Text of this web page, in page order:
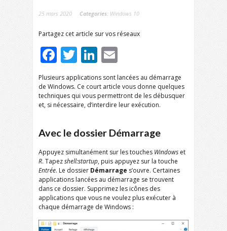
25 mars 2020 Categories: Windows 10
Partagez cet article sur vos réseaux
Facebook
TwitterLinkedIn
Plusieurs applications sont lancées au démarrage
de Windows. Ce court article vous donne quelques
techniques qui vous permettront de les débusquer
et, si nécessaire, d’interdire leur exécution.
Avec le dossier Démarrage
Appuyez simultanément sur les touches Windows et
R. Tapezshell:startup, puis appuyez sur la touche
Entrée. Le dossier Démarrage s’ouvre. Certaines
applications lancées au démarrage se trouvent
dans ce dossier. Supprimez les icônes des
applications que vous ne voulez plus exécuter à
chaque démarrage de Windows :